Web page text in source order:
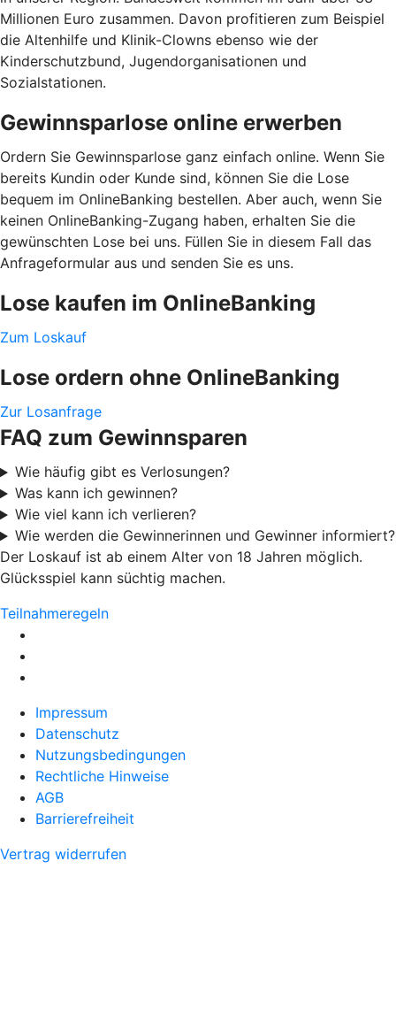
Millionen Euro zusammen. Davon profitieren zum Beispiel
die Altenhilfe und Klinik-Clowns ebenso wie der
Kinderschutzbund, Jugendorganisationen und
Sozialstationen.
Gewinnsparlose online erwerben
Ordern Sie Gewinnsparlose ganz einfach online. Wenn Sie
bereits Kundin oder Kunde sind, können Sie die Lose
bequem im OnlineBanking bestellen. Aber auch, wenn Sie
keinen OnlineBanking-Zugang haben, erhalten Sie die
gewünschten Lose bei uns. Füllen Sie in diesem Fall das
Anfrageformular aus und senden Sie es uns.
Lose kaufen im OnlineBanking
Zum Loskauf
Lose ordern ohne OnlineBanking
Zur Losanfrage
FAQ zum Gewinnsparen
Wie häufig gibt es Verlosungen?
Was kann ich gewinnen?
Wie viel kann ich verlieren?
Wie werden die Gewinnerinnen und Gewinner informiert?
Der Loskauf ist ab einem Alter von 18 Jahren möglich.
Glücksspiel kann süchtig machen.
Teilnahmeregeln
Impressum
Datenschutz
Nutzungsbedingungen
Rechtliche Hinweise
AGB
Barrierefreiheit
Vertrag widerrufen